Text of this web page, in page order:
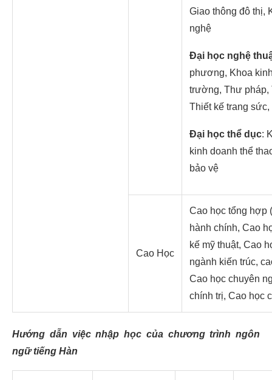
Giao thông đô thị,
nghệ
Đại học nghệ
phương, Khoa
trường, Thư pháp,
Thiết kế trang
Đại học thể dục:
kinh doanh thể
bảo vệ
Cao Học
Cao học tổng hợp
hành chính, Cao
kế mỹ thuật, Cao
ngành kiến trúc,
Cao học chuyên
chính trị, Cao học
Hướng dẫn việc nhập học của chương trình ngôn
ngữ tiếng Hàn